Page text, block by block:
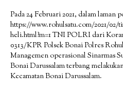
Pada 24 Februari 2021, dalam laman
https://www.rohulsatu.com/2021/02/
heli.html?m=1 TNI POLRI dari
0313/KPR Polsek Bonai Polres
Managemen operasional Sinarmas
Bonai Darussalam terbang
Kecamatan Bonai Darussalam.